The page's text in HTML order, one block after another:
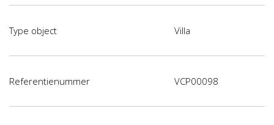
Type object Villa
Referentienummer VCP00098